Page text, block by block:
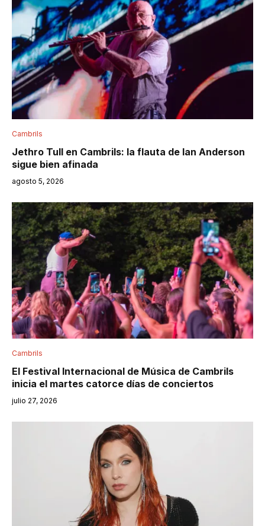
Cambrils
Jethro Tull en Cambrils: la flauta de Ian Anderson
sigue bien afinada
agosto 5, 2026
Cambrils
El Festival Internacional de Música de Cambrils
inicia el martes catorce días de conciertos
julio 27, 2026